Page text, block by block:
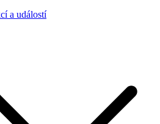
a událostí